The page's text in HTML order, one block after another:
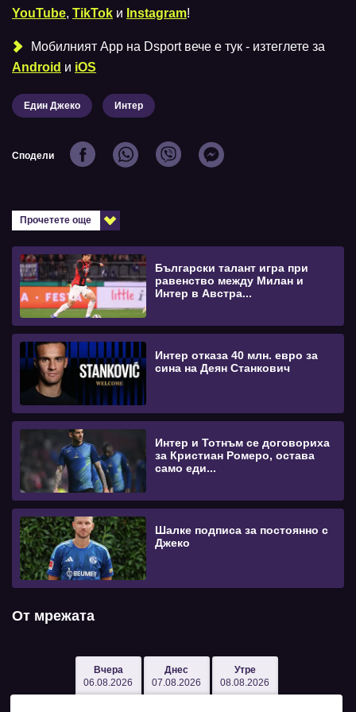
YouTube, TikTok и Instagram!
Мобилният Аpp на Dsport вече е тук - изтеглете за
Android и iOS
Един Джеко Интер
Сподели
Прочетете още
Български талант игра при
равенство между Милан и
Интер в Австра...
Интер отказа 40 млн. евро за
сина на Деян Станкович
Интер и Тотнъм се договориха
за Кристиан Ромеро, остава
само еди...
Шалке подписа за постоянно с
Джеко
От мрежата
Вчера
06.08.2026
Днес
07.08.2026
Утре
08.08.2026